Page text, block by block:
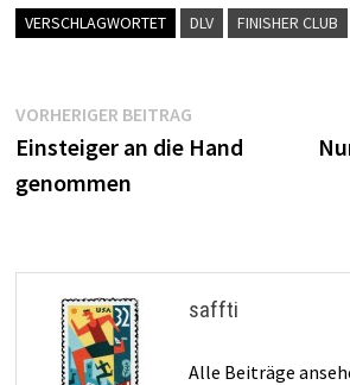
VERSCHLAGWORTET DLV FINISHER CLUB
Beitragsnavigation
VORHERIGER BEITRAGVorheriger
Beitrag:
Einsteiger an die Hand
genommen
saffti
Alle Beiträge